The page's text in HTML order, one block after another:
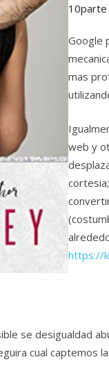
10parte
Google
mas
web y
https://
se desigualdad
cual captemos